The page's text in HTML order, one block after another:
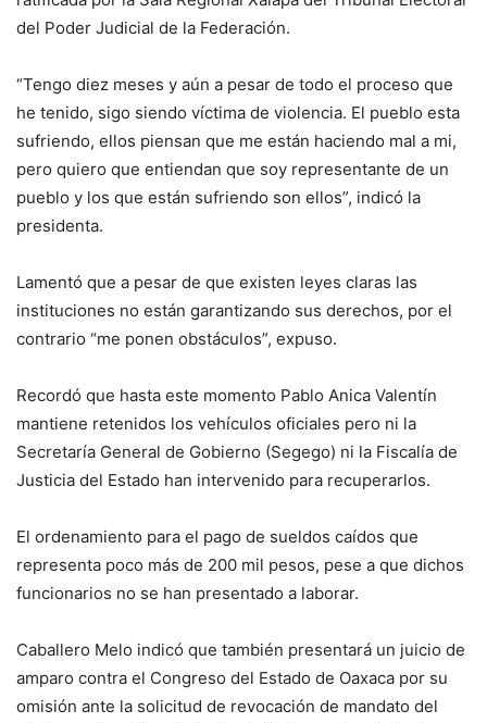
del Poder Judicial de la Federación.
“Tengo diez meses y aún a pesar de todo el proceso que
he tenido, sigo siendo víctima de violencia. El pueblo esta
sufriendo, ellos piensan que me están haciendo mal a mi,
pero quiero que entiendan que soy representante de un
pueblo y los que están sufriendo son ellos”, indicó la
presidenta.
Lamentó que a pesar de que existen leyes claras las
instituciones no están garantizando sus derechos, por el
contrario “me ponen obstáculos”, expuso.
Recordó que hasta este momento Pablo Anica Valentín
mantiene retenidos los vehículos oficiales pero ni la
Secretaría General de Gobierno (Segego) ni la Fiscalía de
Justicia del Estado han intervenido para recuperarlos.
El ordenamiento para el pago de sueldos caídos que
representa poco más de 200 mil pesos, pese a que dichos
funcionarios no se han presentado a laborar.
Caballero Melo indicó que también presentará un juicio de
amparo contra el Congreso del Estado de Oaxaca por su
omisión ante la solicitud de revocación de mandato del